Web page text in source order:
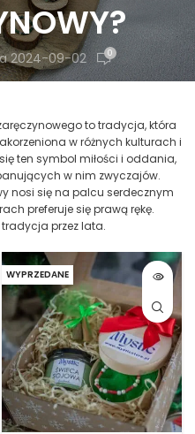
2024-09-02 0
to tradycja, która
w różnych kulturach i
ten symbol miłości i oddania,
w nim zwyczajów.
nosi się na palcu serdecznym
preferuje się prawą rękę.
tradycja przez lata.
WYPRZEDANE